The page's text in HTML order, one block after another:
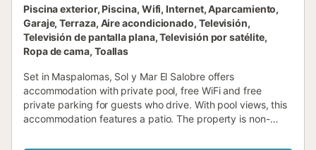
Piscina exterior, Piscina, Wifi, Internet, Aparcamiento,
Garaje, Terraza, Aire acondicionado, Televisión,
Televisión de pantalla plana, Televisión por satélite,
Ropa de cama, Toallas
Set in Maspalomas, Sol y Mar El Salobre offers
accommodation with private pool, free WiFi and free
private parking for guests who drive. With pool views, this
accommodation features a patio. The property is non-